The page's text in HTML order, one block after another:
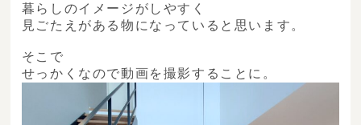
暮らしのイメージがしやすく
見ごたえがある物になっていると思います。
そこで
せっかくなので動画を撮影することに。